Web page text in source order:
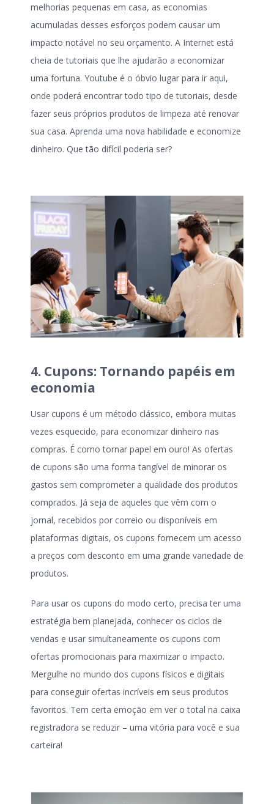
melhorias pequenas em casa, as economias
acumuladas desses esforços podem causar um
impacto notável no seu orçamento. A Internet está
cheia de tutoriais que lhe ajudarão a economizar
uma fortuna. Youtube é o óbvio lugar para ir aqui,
onde poderá encontrar todo tipo de tutoriais, desde
fazer seus próprios produtos de limpeza até renovar
sua casa. Aprenda uma nova habilidade e economize
dinheiro. Que tão difícil poderia ser?
4. Cupons: Tornando papéis em
economia
Usar cupons é um método clássico, embora muitas
vezes esquecido, para economizar dinheiro nas
compras. É como tornar papel em ouro! As ofertas
de cupons são uma forma tangível de minorar os
gastos sem comprometer a qualidade dos produtos
comprados. Já seja de aqueles que vêm com o
jornal, recebidos por correio ou disponíveis em
plataformas digitais, os cupons fornecem um acesso
a preços com desconto em uma grande variedade de
produtos.
Para usar os cupons do modo certo, precisa ter uma
estratégia bem planejada, conhecer os ciclos de
vendas e usar simultaneamente os cupons com
ofertas promocionais para maximizar o impacto.
Mergulhe no mundo dos cupons físicos e digitais
para conseguir ofertas incríveis em seus produtos
favoritos. Tem certa emoção em ver o total na caixa
registradora se reduzir – uma vitória para você e sua
carteira!